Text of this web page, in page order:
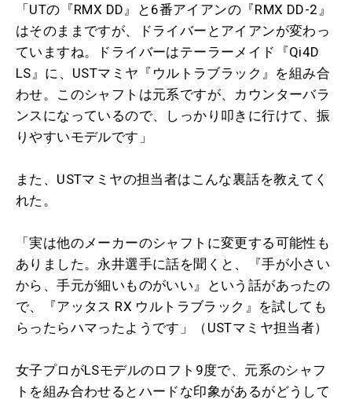
「UTの『RMX DD』と6番アイアンの『RMX DD-2』
はそのままですが、ドライバーとアイアンが変わっ
ていますね。ドライバーはテーラーメイド『Qi4D
LS』に、USTマミヤ『ウルトラブラック』を組み合
わせ。このシャフトは元系ですが、カウンターバラ
ンスになっているので、しっかり叩きに行けて、振
りやすいモデルです」
また、USTマミヤの担当者はこんな裏話を教えてく
れた。
「実は他のメーカーのシャフトに変更する可能性も
ありました。永井選手に話を聞くと、『手が小さい
から、手元が細いものがいい』という話があったの
で、『アッタス RX ウルトラブラック』を試しても
らったらハマったようです」（USTマミヤ担当者）
女子プロがLSモデルのロフト9度で、元系のシャフ
トを組み合わせるとハードな印象があるがどうして